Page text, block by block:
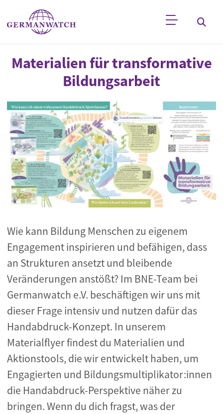
Direkt zum Inhalt
Stichwortsuche
Materialien für transformative
Bildungsarbeit
Wie kann Bildung Menschen zu eigenem
Engagement inspirieren und befähigen, dass
an Strukturen ansetzt und bleibende
Veränderungen anstößt? Im BNE-Team bei
Germanwatch e.V. beschäftigen wir uns mit
dieser Frage intensiv und nutzen dafür das
Handabdruck-Konzept. In unserem
Materialflyer findest du Materialien und
Aktionstools, die wir entwickelt haben, um
Engagierten und Bildungsmultiplikator:innen
die Handabdruck-Perspektive näher zu
bringen. Wenn du dich fragst, was der